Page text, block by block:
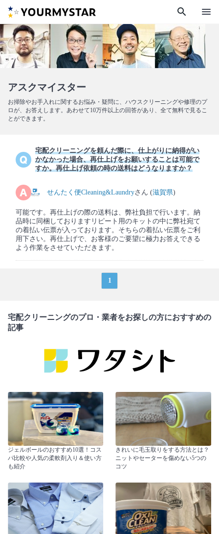
search menu
アスクマイスター
お掃除やお手入れに関するお悩み・疑問に、ハウスクリーニングや修理のプ
ロが、お答えします。あわせて10万件以上の回答があり、全て無料で見るこ
とができます。
宅配クリーニングを頼んだ際に、仕上がりに納得がい
かなかった場合、再仕上げをお願いすることは可能で
すか。再仕上げ依頼の時の送料はどうなりますか？
せんたく便Cleaning&Laundryさん (滋賀県)
可能です。再仕上げの際の送料は、弊社負担で行います。納
品時に同梱しておりますリピート用のキットの中に弊社宛て
の着払い伝票が入っております。そちらの着払い伝票をご利
用下さい。再仕上げで、お客様のご要望に極力お答えできる
よう作業をさせていただきます。
1
宅配クリーニングのプロ・業者をお探しの方におすすめの
記事
ジェルボールのおすすめ10選！コス
パ比較や人気の柔軟剤入り＆使い方
も紹介
きれいに毛玉取りをする方法とは？
ニットやセーターを傷めない5つの
コツ